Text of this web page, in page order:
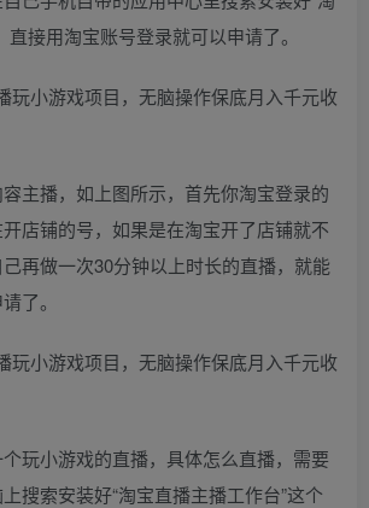
直接用淘宝账号登录就可以申请了。
主播，如上图所示，首先你淘宝登录的
店铺的号，如果是在淘宝开了店铺就不
再做一次30分钟以上时长的直播，就能
了。
个玩小游戏的直播，具体怎么直播，需要
搜索安装好“淘宝直播主播工作台”这个